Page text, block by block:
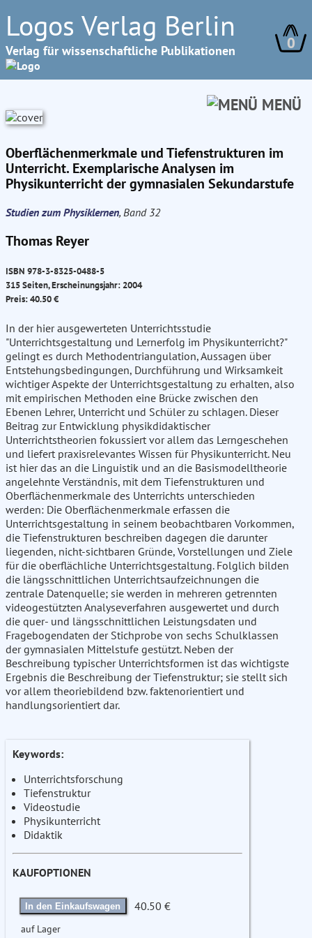
Logos Verlag Berlin
Verlag für wissenschaftliche Publikationen 0
MENÜ
Oberflächenmerkmale und Tiefenstrukturen im
Unterricht. Exemplarische Analysen im
Physikunterricht der gymnasialen Sekundarstufe
Studien zum Physiklernen, Band 32
Thomas Reyer
ISBN 978-3-8325-0488-5
315 Seiten, Erscheinungsjahr: 2004
Preis: 40.50 €
In der hier ausgewerteten Unterrichtsstudie
"Unterrichtsgestaltung und Lernerfolg im Physikunterricht?"
gelingt es durch Methodentriangulation, Aussagen über
Entstehungsbedingungen, Durchführung und Wirksamkeit
wichtiger Aspekte der Unterrichtsgestaltung zu erhalten, also
mit empirischen Methoden eine Brücke zwischen den
Ebenen Lehrer, Unterricht und Schüler zu schlagen. Dieser
Beitrag zur Entwicklung physikdidaktischer
Unterrichtstheorien fokussiert vor allem das Lerngeschehen
und liefert praxisrelevantes Wissen für Physikunterricht. Neu
ist hier das an die Linguistik und an die Basismodelltheorie
angelehnte Verständnis, mit dem Tiefenstrukturen und
Oberflächenmerkmale des Unterrichts unterschieden
werden: Die Oberflächenmerkmale erfassen die
Unterrichtsgestaltung in seinem beobachtbaren Vorkommen,
die Tiefenstrukturen beschreiben dagegen die darunter
liegenden, nicht-sichtbaren Gründe, Vorstellungen und Ziele
für die oberflächliche Unterrichtsgestaltung. Folglich bilden
die längsschnittlichen Unterrichtsaufzeichnungen die
zentrale Datenquelle; sie werden in mehreren getrennten
videogestützten Analyseverfahren ausgewertet und durch
die quer- und längsschnittlichen Leistungsdaten und
Fragebogendaten der Stichprobe von sechs Schulklassen
der gymnasialen Mittelstufe gestützt. Neben der
Beschreibung typischer Unterrichtsformen ist das wichtigste
Ergebnis die Beschreibung der Tiefenstruktur; sie stellt sich
vor allem theoriebildend bzw. faktenorientiert und
handlungsorientiert dar.
Keywords:
Unterrichtsforschung
Tiefenstruktur
Videostudie
Physikunterricht
Didaktik
KAUFOPTIONEN
In den Einkaufswagen 40.50 €
auf Lager